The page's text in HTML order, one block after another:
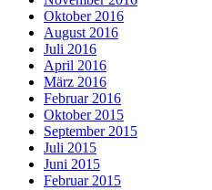
Oktober 2016
August 2016
Juli 2016
April 2016
März 2016
Februar 2016
Oktober 2015
September 2015
Juli 2015
Juni 2015
Februar 2015